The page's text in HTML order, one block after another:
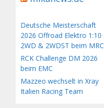
Deutsche Meisterschaft
2026 Offroad Elektro 1:10
2WD & 2WDST beim MRC
RCK Challenge DM 2026
beim EMC
Mazzeo wechselt in Xray
Italien Racing Team